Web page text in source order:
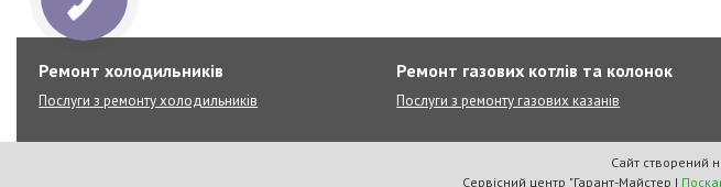
Ремонт холодильників
Послуги з ремонту холодильників
Ремонт газових котлів та колонок
Послуги з ремонту газових казанів
Сайт створений
Сервісний центр "Гарант-Майстер |